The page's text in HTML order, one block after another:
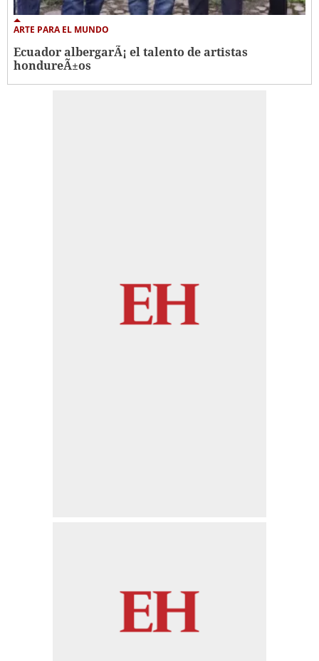
ARTE PARA EL MUNDO
Ecuador albergarÃ¡ el talento de artistas
hondureÃ±os